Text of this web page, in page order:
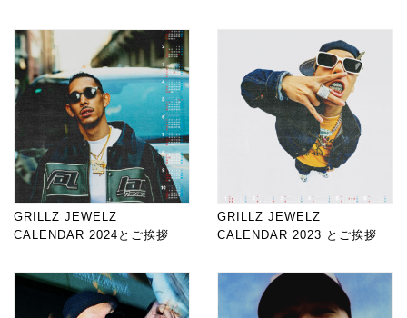
GRILLZ JEWELZ
CALENDAR 2024とご挨拶
GRILLZ JEWELZ
CALENDAR 2023 とご挨拶